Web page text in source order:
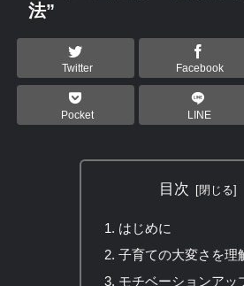
法”
Twitter Facebook
Pocket LINE
目次
はじめに
子育ての大変さを理
モチベーションアッ